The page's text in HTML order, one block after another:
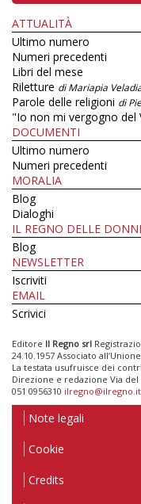
ATTUALITÀ
Ultimo numero
Numeri precedenti
Libri del mese
Riletture di Mariapia
Parole delle religioni di
"Io non mi vergogno del
DOCUMENTI
Ultimo numero
Numeri precedenti
MORALIA
Blog
Dialoghi
IL REGNO DELLE
Blog
NEWSLETTER
Iscriviti
EMAIL
Scrivici
Editore Il Regno srl
24.10.1957 Associato
La testata usufruisce dei
Direzione e redazione Via del
051 0956310 ilregno@ilregno.it
Note legali
Cookie
Credits